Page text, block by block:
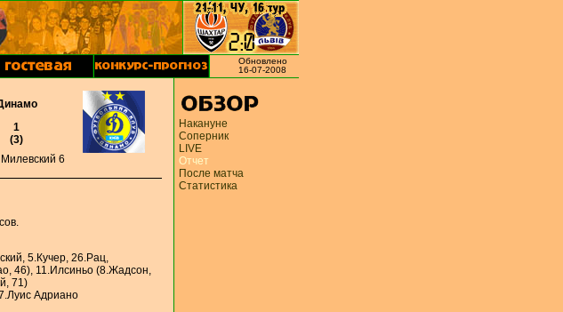
Обновлено
16-07-2008
1
(3)
Милевский 6
5.Кучер, 26.Рац,
46), 11.Илсиньо (8.Жадсон,
71)
Адриано
Накануне
Соперник
LIVE
Отчет
После матча
Статистика